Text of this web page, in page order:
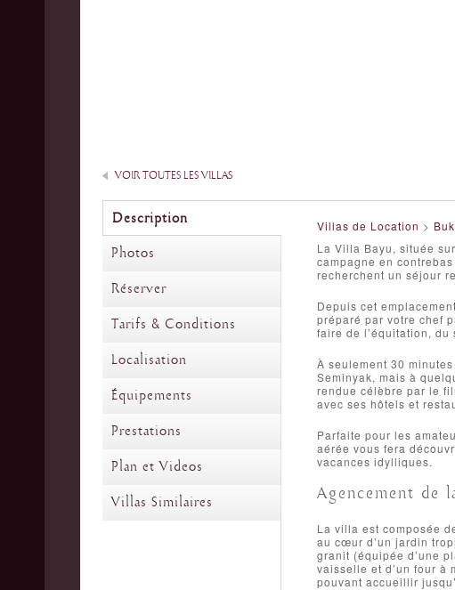
VOIR TOUTES LES VILLAS
Description
Photos
Réserver
Tarifs & Conditions
Localisation
Équipements
Prestations
Plan et Videos
Villas Similaires
Villas de Location >
La Villa Bayu, située
campagne en
recherchent un séjour
Depuis cet
préparé par votre chef
faire de l’équitation,
À seulement 30
Seminyak, mais à
rendue célèbre par le
avec ses hôtels et
Parfaite pour les
aérée vous fera
vacances idylliques.
Agencement de
La villa est composée
au cœur d’un jardin
granit (équipée d’une
vaisselle et d’un four à
pouvant accueillir